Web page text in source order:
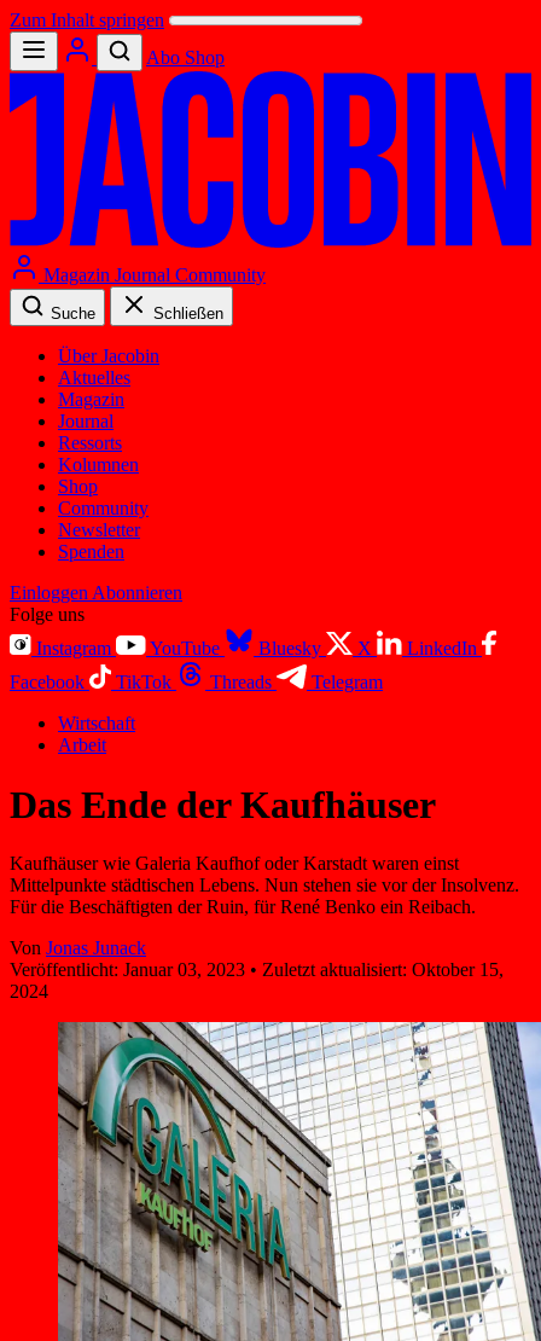
Zum Inhalt springen
Abo Shop
Magazin Journal Community
Suche Schließen
Über Jacobin
Aktuelles
Magazin
Journal
Ressorts
Kolumnen
Shop
Community
Newsletter
Spenden
Einloggen Abonnieren
Folge uns
Instagram
YouTube Bluesky X
LinkedIn
Facebook
TikTok Threads
Telegram
Wirtschaft
Arbeit
Das Ende der Kaufhäuser
Kaufhäuser wie Galeria Kaufhof oder Karstadt waren einst
Mittelpunkte städtischen Lebens. Nun stehen sie vor der Insolvenz.
Für die Beschäftigten der Ruin, für René Benko ein Reibach.
Von Jonas Junack
Veröffentlicht: Januar 03, 2023 • Zuletzt aktualisiert: Oktober 15,
2024